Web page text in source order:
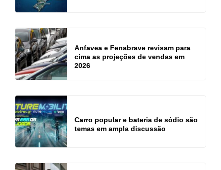
Anfavea e Fenabrave revisam para
cima as projeções de vendas em
2026
Carro popular e bateria de sódio são
temas em ampla discussão